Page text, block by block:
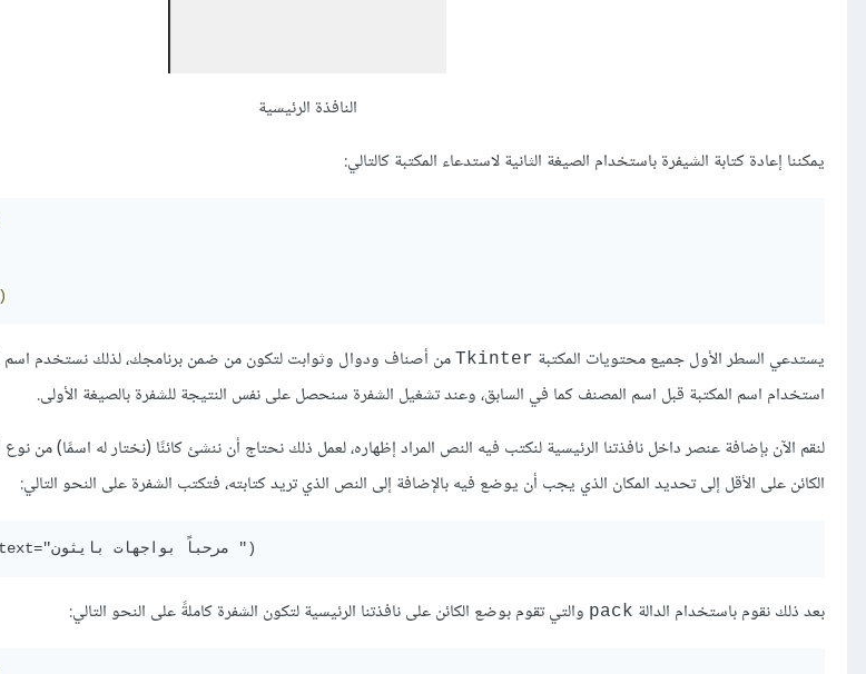
النافذة الرئيسية
يمكننا إعادة كتابة الشيفرة باستخدام الصيغة الثانية لاستدعاء المكتبة كالتالي:
يستدعي السطر الأول جميع محتويات المكتبة Tkinter من أصناف ودوال وثوابت لتكون من ضمن برنامجك، لذلك نستخدم
استخدام اسم المكتبة قبل اسم المصنف كما في السابق، وعند تشغيل الشفرة سنحصل على نفس النتيجة للشفرة بالصيغة الأولى.
لنقم الآن بإضافة عنصر داخل نافذتنا الرئيسية لنكتب فيه النص المراد إظهاره، لعمل ذلك نحتاج أن ننشئ كائنًا (نختار له اسمًا) من
الكائن على الأقل إلى تحديد المكان الذي يجب أن يوضع فيه بالإضافة إلى النص الذي تريد كتابته، فتكتب الشفرة على النحو التالي:
بعد ذلك نقوم باستخدام الدالة pack والتي تقوم بوضع الكائن على نافذتنا الرئيسية لتكون الشفرة كاملةً على النحو التالي: